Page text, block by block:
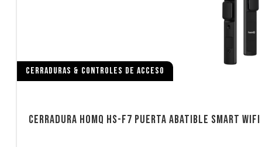
CERRADURAS & CONTROLES DE ACCESO
CERRADURA HOMQ HS-F7 PUERTA ABATIBLE SMART WIFI